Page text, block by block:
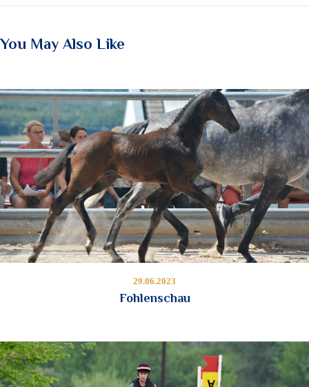
You May Also Like
29.06.2023
Fohlenschau